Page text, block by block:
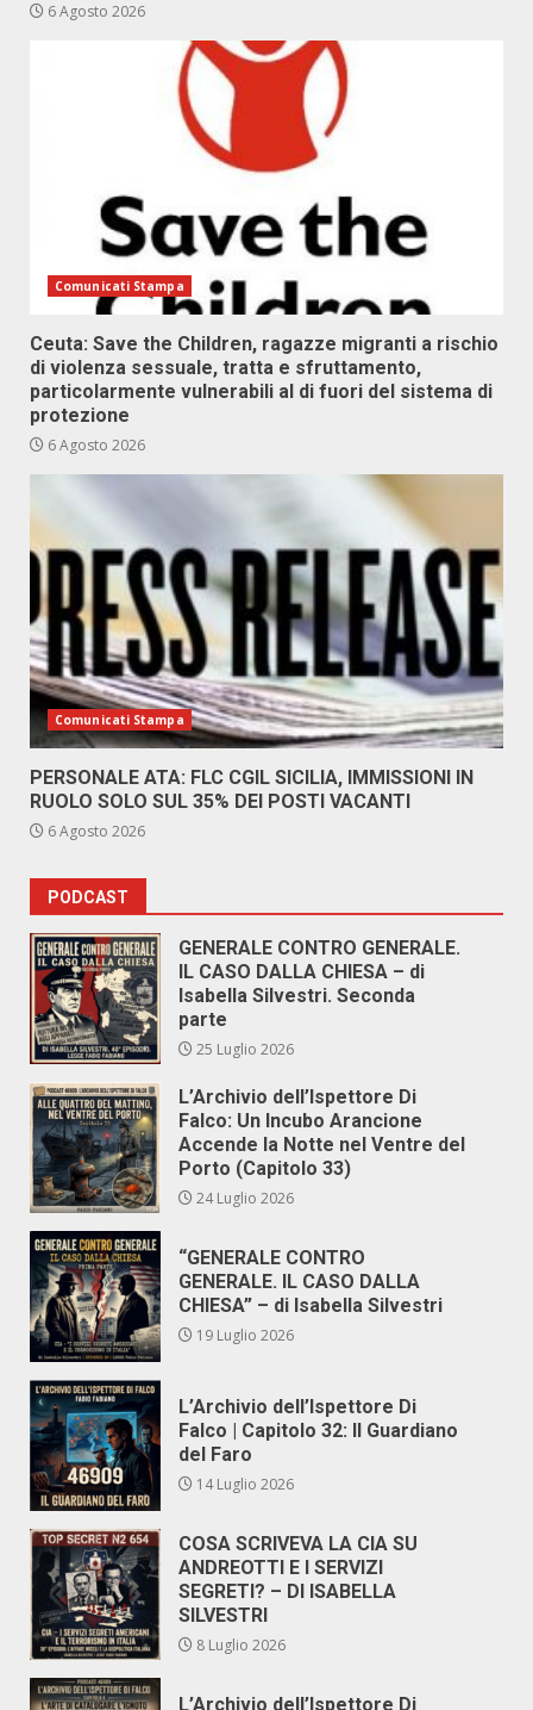
6 Agosto 2026
Comunicati Stampa
Ceuta: Save the Children, ragazze migranti a rischio
di violenza sessuale, tratta e sfruttamento,
particolarmente vulnerabili al di fuori del sistema di
protezione
6 Agosto 2026
Comunicati Stampa
PERSONALE ATA: FLC CGIL SICILIA, IMMISSIONI IN
RUOLO SOLO SUL 35% DEI POSTI VACANTI
6 Agosto 2026
PODCAST
GENERALE CONTRO GENERALE.
IL CASO DALLA CHIESA – di
Isabella Silvestri. Seconda
parte
25 Luglio 2026
L’Archivio dell’Ispettore Di
Falco: Un Incubo Arancione
Accende la Notte nel Ventre del
Porto (Capitolo 33)
24 Luglio 2026
“GENERALE CONTRO
GENERALE. IL CASO DALLA
CHIESA” – di Isabella Silvestri
19 Luglio 2026
L’Archivio dell’Ispettore Di
Falco | Capitolo 32: Il Guardiano
del Faro
14 Luglio 2026
COSA SCRIVEVA LA CIA SU
ANDREOTTI E I SERVIZI
SEGRETI? – DI ISABELLA
SILVESTRI
8 Luglio 2026
L’Archivio dell’Ispettore Di